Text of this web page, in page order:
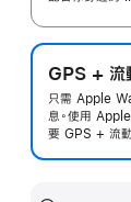
GPS + 流
只需 Apple
息。使用
要 GPS + 流